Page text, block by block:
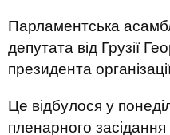
Парламентська
депутата від Грузії
президента
Це відбулося у
пленарного засідання